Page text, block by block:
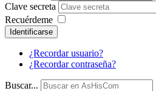
Clave secreta
Recuérdeme
Identificarse
¿Recordar usuario?
¿Recordar contraseña?
Buscar...